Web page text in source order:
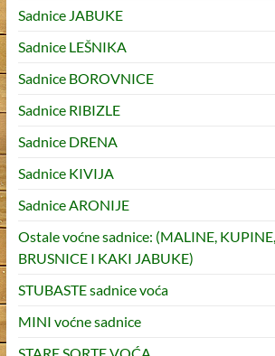
Sadnice JABUKE
Sadnice LEŠNIKA
Sadnice BOROVNICE
Sadnice RIBIZLE
Sadnice DRENA
Sadnice KIVIJA
Sadnice ARONIJE
Ostale voćne sadnice: (MALINE,
BRUSNICE I KAKI JABUKE)
STUBASTE sadnice voća
MINI voćne sadnice